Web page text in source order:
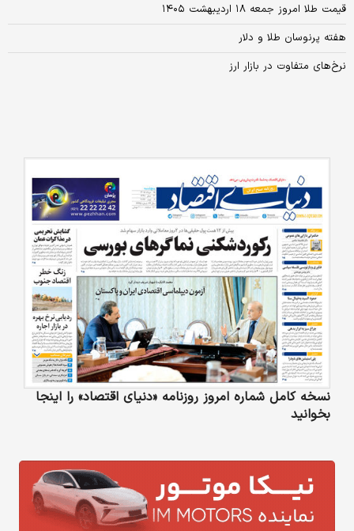
قیمت طلا امروز جمعه ۱۸ اردیبهشت ۱۴۰۵
هفته پرنوسان طلا و دلار
نرخ‌های متفاوت در بازار ارز
نسخه کامل شماره امروز روزنامه «دنیای‌ اقتصاد» را اینجا
بخوانید